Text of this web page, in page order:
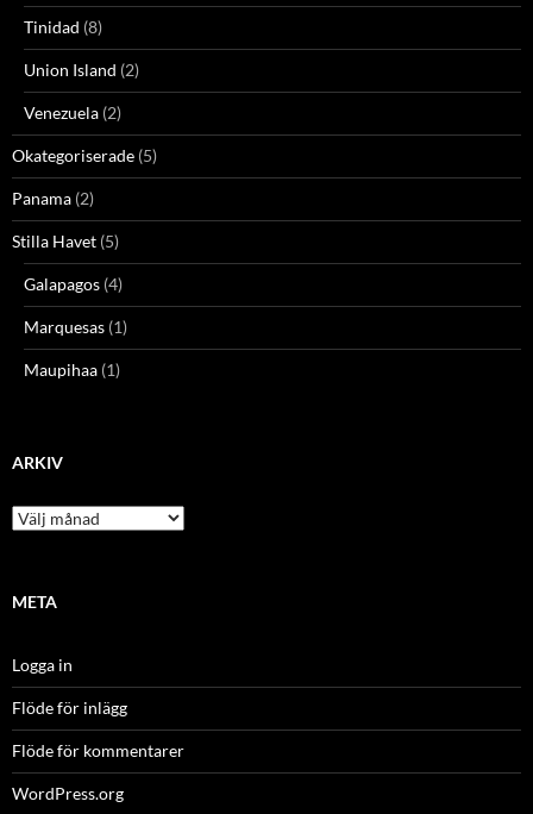
Tinidad (8)
Union Island (2)
Venezuela (2)
Okategoriserade (5)
Panama (2)
Stilla Havet (5)
Galapagos (4)
Marquesas (1)
Maupihaa (1)
ARKIV
Arkiv
META
Logga in
Flöde för inlägg
Flöde för kommentarer
WordPress.org